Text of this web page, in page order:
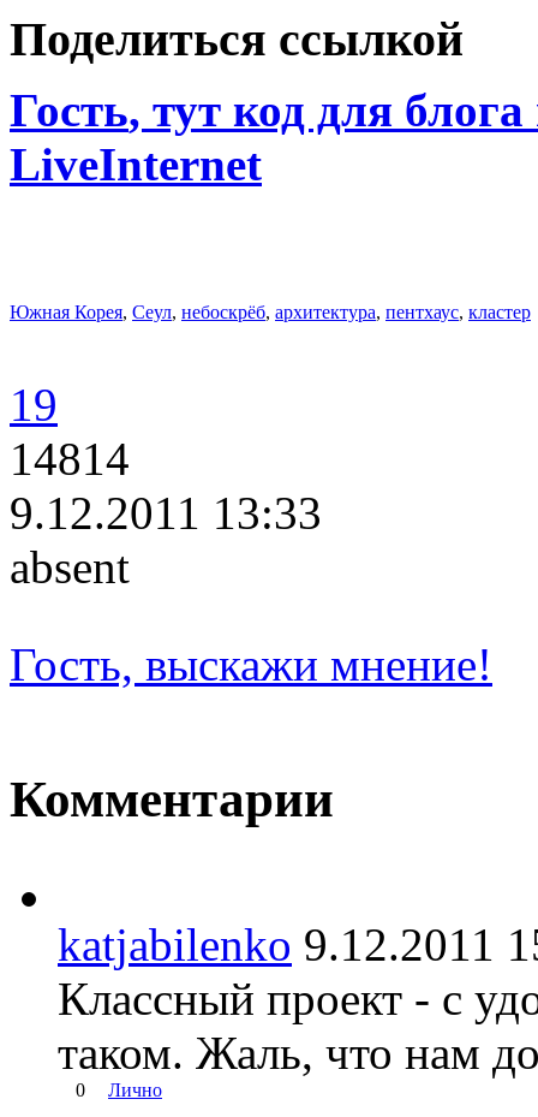
Поделиться ссылкой
Гость, тут код для
LiveInternet
Южная Корея, Сеул, небоскрёб, архитектура, пентхаус, кластер
19
14814
9.12.2011 13:33
absent
Гость, выскажи мнение!
Комментарии
katjabilenko
Классный проект - с
таком. Жаль, что нам
0 Лично